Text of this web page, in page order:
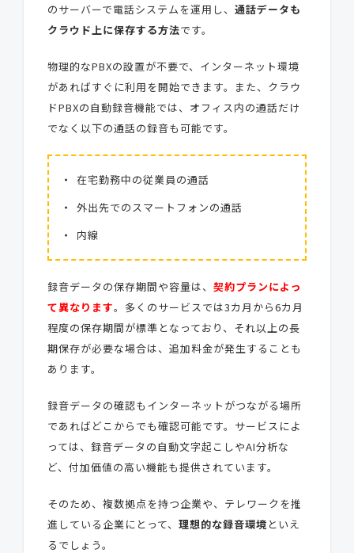
のサーバーで電話システムを運用し、 通話データも
クラウド上に保存する方法です。
物理的なPBXの設置が不要で、インターネット環境
があればすぐに利用を開始できます。また、クラウ
ドPBXの自動録音機能では、オフィス内の通話だけ
でなく以下の通話の録音も可能です。
在宅勤務中の従業員の通話
外出先でのスマートフォンの通話
内線
録音データの保存期間や容量は、 契約プランによっ
て異なります。多くのサービスでは3カ月から6カ月
程度の保存期間が標準となっており、それ以上の長
期保存が必要な場合は、追加料金が発生することも
あります。
録音データの確認もインターネットがつながる場所
であればどこからでも確認可能です。サービスによ
っては、録音データの自動文字起こしやAI分析な
ど、付加価値の高い機能も提供されています。
そのため、複数拠点を持つ企業や、テレワークを推
進している企業にとって、 理想的な録音環境 といえ
るでしょう。